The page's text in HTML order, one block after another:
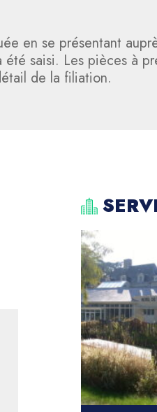
en se présentant
saisi. Les pièces à
de la filiation.